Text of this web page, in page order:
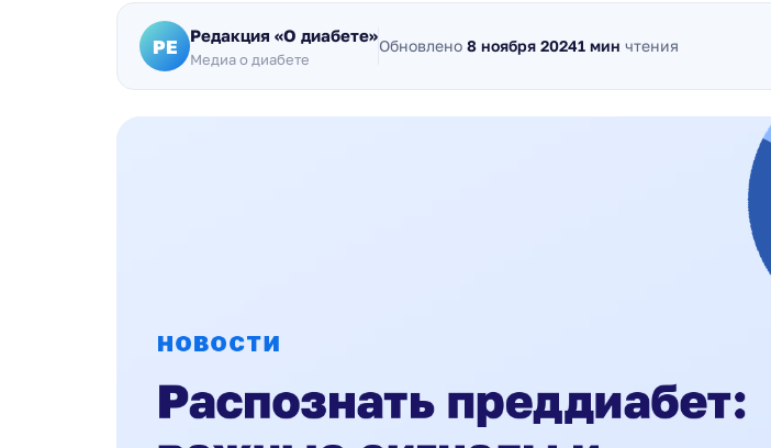
РЕ Редакция «О диабете»
Медиа о диабете
Обновлено 8 ноября 20241 мин чтения